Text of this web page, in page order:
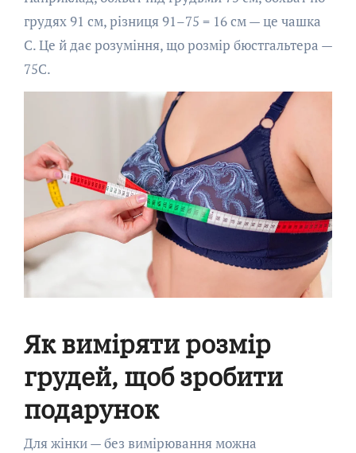
грудях 91 см, різниця 91–75 = 16 см — це чашка
C. Це й дає розуміння, що розмір бюстгальтера —
75C.
Як виміряти розмір
грудей, щоб зробити
подарунок
Для жінки — без вимірювання можна